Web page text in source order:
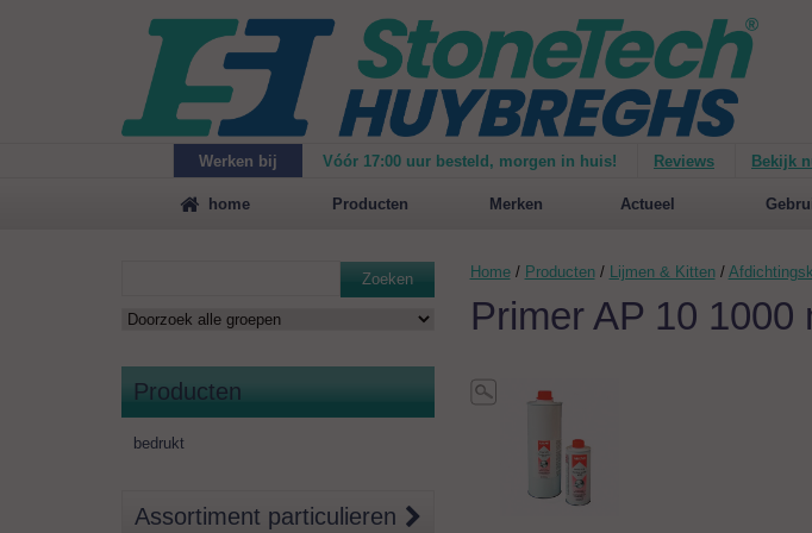
Werken bij Vóór 17:00 uur besteld, morgen in huis! Reviews Bekijk
Maak
vrijblijvend een afspraak voor een demonstratie van de Mirage 1500 Nieuw op de
home Producten Merken Actueel
Zoeken
Producten
bedrukt
Assortiment particulieren
Home / Producten/ Lijmen & Kitten/
Primer AP 10 1000